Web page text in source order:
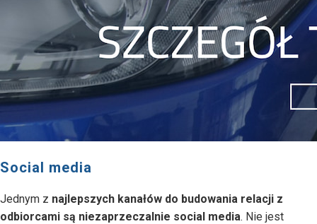
Social media
Jednym z najlepszych kanałów do budowania relacji z
odbiorcami są niezaprzeczalnie social media. Nie jest